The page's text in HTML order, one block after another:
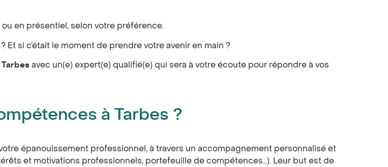
en présentiel, selon votre préférence.
si c’était le moment de prendre votre avenir en main ?
avec un(e) expert(e) qualifié(e) qui sera à votre écoute pour répondre à vos
à Tarbes ?
épanouissement professionnel, à travers un accompagnement personnalisé et
et motivations professionnels, portefeuille de compétences…). Leur but est de